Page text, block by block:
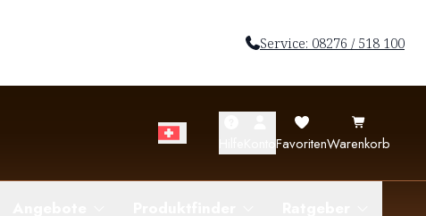
Service: 08276 / 518 100
FavoritenWarenkorb